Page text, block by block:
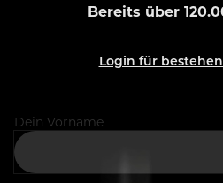
Bereits über
Login für
Dein Vorname